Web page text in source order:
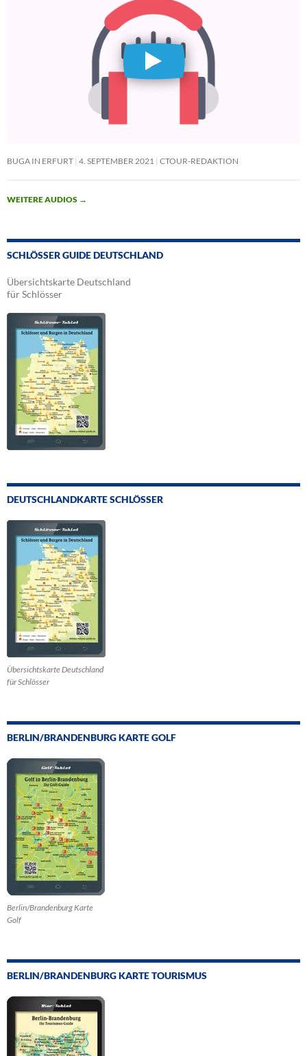
BUGA IN ERFURT 4. SEPTEMBER 2021 CTOUR-REDAKTION
WEITERE AUDIOS →
SCHLÖSSER GUIDE DEUTSCHLAND
Übersichtskarte Deutschland
für Schlösser
DEUTSCHLANDKARTE SCHLÖSSER
Übersichtskarte Deutschland
für Schlösser
BERLIN/BRANDENBURG KARTE GOLF
Berlin/Brandenburg Karte
Golf
BERLIN/BRANDENBURG KARTE TOURISMUS